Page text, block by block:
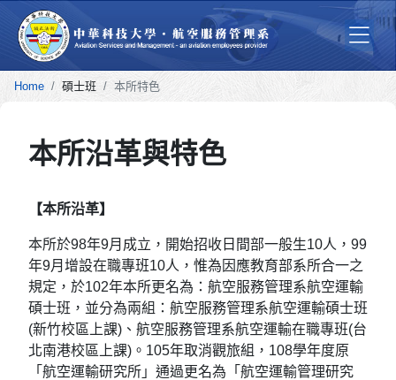
Home 碩士班 本所特色
本所沿革與特色
【本所沿革】
本所於98年9月成立，開始招收日間部一般生10人，99
年9月增設在職專班10人，惟為因應教育部系所合一之
規定，於102年本所更名為：航空服務管理系航空運輸
碩士班，並分為兩組：航空服務管理系航空運輸碩士班
(新竹校區上課)、航空服務管理系航空運輸在職專班(台
北南港校區上課)。105年取消觀旅組，108學年度原
「航空運輸研究所」通過更名為「航空運輸管理研究